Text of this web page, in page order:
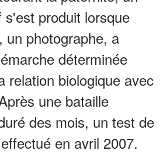
s'est produit lorsque
un photographe, a
déterminée
relation biologique avec
une bataille
des mois, un test de
en avril 2007.